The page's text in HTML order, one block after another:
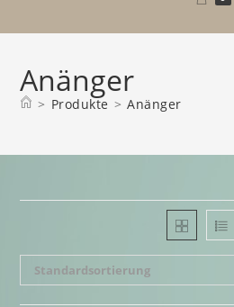
Anänger
> Produkte > Anänger
Standardsortierung